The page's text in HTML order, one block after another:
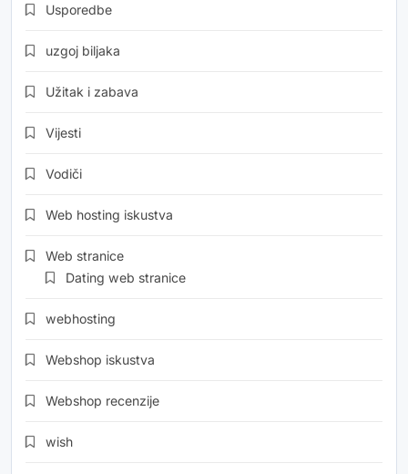
Usporedbe
uzgoj biljaka
Užitak i zabava
Vijesti
Vodiči
Web hosting iskustva
Web stranice
Dating web stranice
webhosting
Webshop iskustva
Webshop recenzije
wish